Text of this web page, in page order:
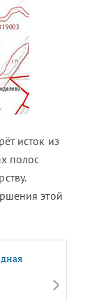
исток из
полос
этой